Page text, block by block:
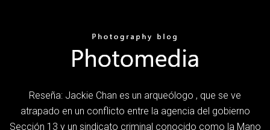
Reseña: Jackie Chan es un arqueólogo , que se ve
atrapado en un conflicto entre la agencia del gobierno
Sección 13 y un sindicato criminal conocido como la Mano